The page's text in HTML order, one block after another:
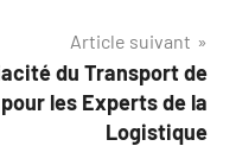
Article suivant
du Transport de
les Experts de la
Logistique